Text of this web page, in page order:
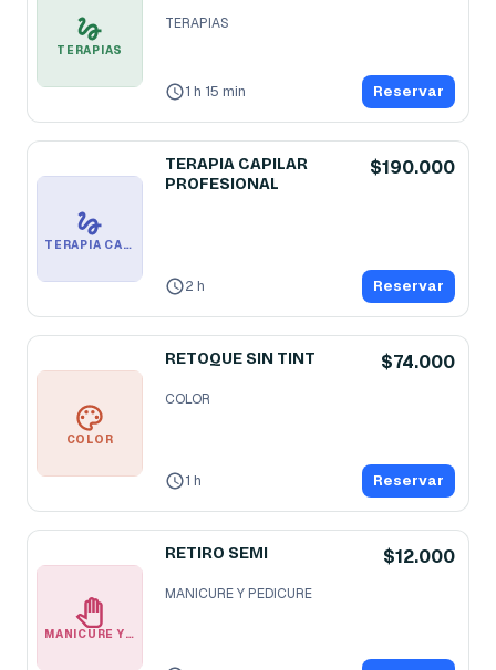
TERAPIAS
TERAPIAS
1 h 15 min Reservar
TERAPIA CAPILAR PROFESIONAL
TERAPIA CAPILAR
PROFESIONAL
$190.000
2 h Reservar
COLOR
RETOQUE SIN TINT $74.000
COLOR
1 h Reservar
MANICURE Y PEDICURE
RETIRO SEMI $12.000
MANICURE Y PEDICURE